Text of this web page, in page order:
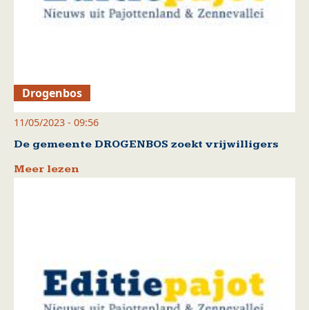
Drogenbos
11/05/2023 - 09:56
De gemeente DROGENBOS zoekt vrijwilligers
Meer lezen